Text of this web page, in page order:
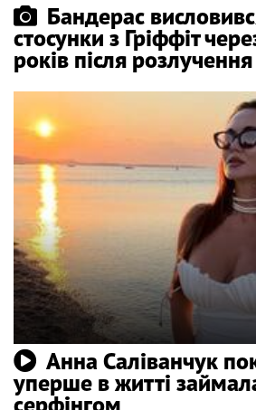
Бандерас
стосунки з Гріффіт
років після розлучення
Анна Саліванчук
уперше в житті